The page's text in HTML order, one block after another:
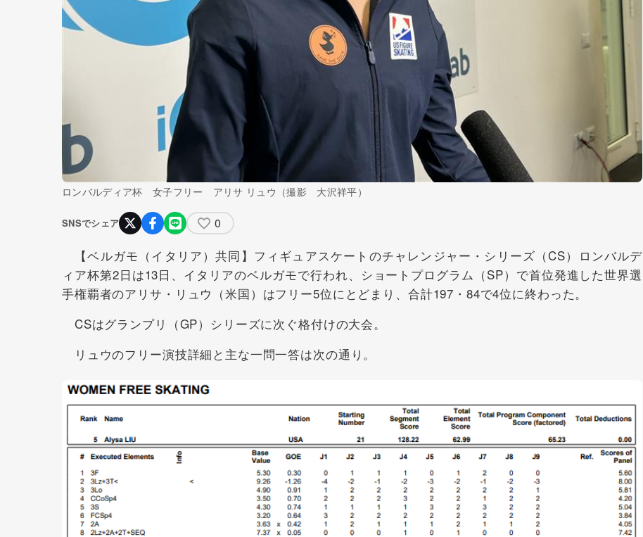
ロンバルディア杯 女子フリー アリサ リュウ（撮影 大沢祥平）
SNSでシェア 0
【ベルガモ（イタリア）共同】フィギュアスケートのチャレンジャー・シリーズ（CS）ロンバルデ
ィア杯第2日は13日、イタリアのベルガモで行われ、ショートプログラム（SP）で首位発進した世界選
手権覇者のアリサ・リュウ（米国）はフリー5位にとどまり、合計197・84で4位に終わった。
CSはグランプリ（GP）シリーズに次ぐ格付けの大会。
リュウのフリー演技詳細と主な一問一答は次の通り。